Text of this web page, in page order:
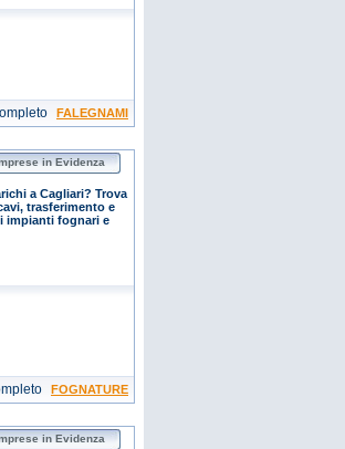
FALEGNAMI
in Evidenza
a Cagliari? Trova
trasferimento e
impianti fognari e
FOGNATURE
in Evidenza